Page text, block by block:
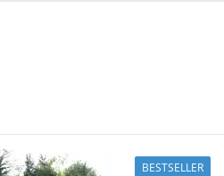
BESTSELLER